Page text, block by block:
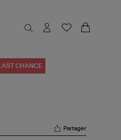
LAST CHANCE
Partager